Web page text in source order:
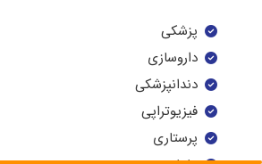
پزشکی
داروسازی
دندانپزشکی
فیزیوتراپی
پرستاری